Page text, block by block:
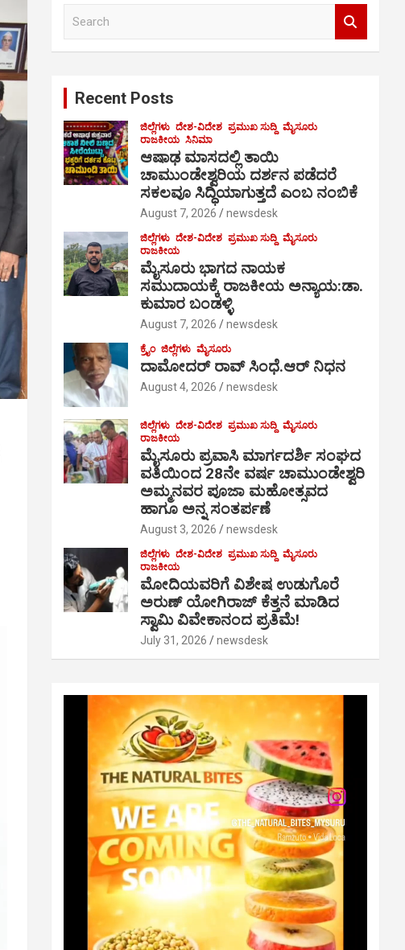
Recent Posts
ಜಿಲ್ಲೆಗಳು ದೇಶ-ವಿದೇಶ ಪ್ರಮುಖ ಸುದ್ದಿ ಮೈಸೂರು
ರಾಜಕೀಯ ಸಿನಿಮಾ
ಆಷಾಢ ಮಾಸದಲ್ಲಿ ತಾಯಿ
ಚಾಮುಂಡೇಶ್ವರಿಯ ದರ್ಶನ ಪಡೆದರೆ
ಸಕಲವೂ ಸಿದ್ಧಿಯಾಗುತ್ತದೆ ಎಂಬ ನಂಬಿಕೆ
August 7, 2026 newsdesk
ಜಿಲ್ಲೆಗಳು ದೇಶ-ವಿದೇಶ ಪ್ರಮುಖ ಸುದ್ದಿ ಮೈಸೂರು
ರಾಜಕೀಯ
ಮೈಸೂರು ಭಾಗದ ನಾಯಕ
ಸಮುದಾಯಕ್ಕೆ ರಾಜಕೀಯ ಅನ್ಯಾಯ:ಡಾ.
ಕುಮಾರ ಬಂಡಳ್ಳಿ
August 7, 2026 newsdesk
ಕ್ರೈಂ ಜಿಲ್ಲೆಗಳು ಮೈಸೂರು
ದಾಮೋದರ್ ರಾವ್ ಸಿಂಧೆ.ಆರ್ ನಿಧನ
August 4, 2026 newsdesk
ಜಿಲ್ಲೆಗಳು ದೇಶ-ವಿದೇಶ ಪ್ರಮುಖ ಸುದ್ದಿ ಮೈಸೂರು
ರಾಜಕೀಯ
ಮೈಸೂರು ಪ್ರವಾಸಿ ಮಾರ್ಗದರ್ಶಿ ಸಂಘದ
ವತಿಯಿಂದ 28ನೇ ವರ್ಷ ಚಾಮುಂಡೇಶ್ವರಿ
ಅಮ್ಮನವರ ಪೂಜಾ ಮಹೋತ್ಸವದ
ಹಾಗೂ ಅನ್ನ ಸಂತರ್ಪಣೆ
August 3, 2026 newsdesk
ಜಿಲ್ಲೆಗಳು ದೇಶ-ವಿದೇಶ ಪ್ರಮುಖ ಸುದ್ದಿ ಮೈಸೂರು
ರಾಜಕೀಯ
ಮೋದಿಯವರಿಗೆ ವಿಶೇಷ ಉಡುಗೊರೆ
ಅರುಣ್ ಯೋಗಿರಾಜ್ ಕೆತ್ತನೆ ಮಾಡಿದ
ಸ್ವಾಮಿ ವಿವೇಕಾನಂದ ಪ್ರತಿಮೆ!
July 31, 2026 newsdesk